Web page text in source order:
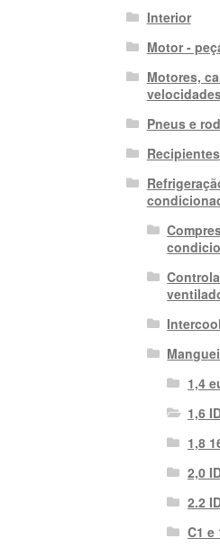
Interior
Motor -
Motores,
Pneus e
Recipientes
1,4
1,6
1,8
2,0
2.2
C1 e